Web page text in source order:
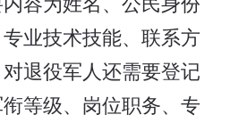
业技术技能、联系方
退役军人还需要登记
等级、岗位职务、专